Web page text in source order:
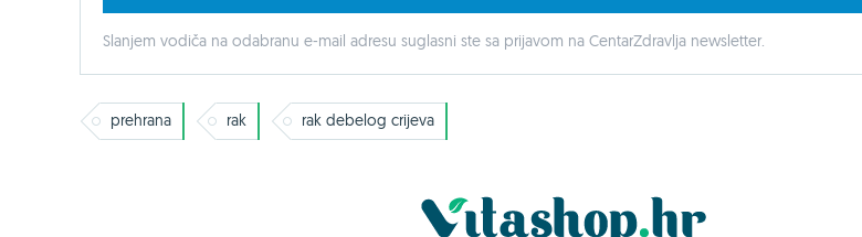
Slanjem vodiča na odabranu e-mail adresu suglasni ste sa prijavom na CentarZdravlja newsletter.
prehrana rak rak debelog crijeva